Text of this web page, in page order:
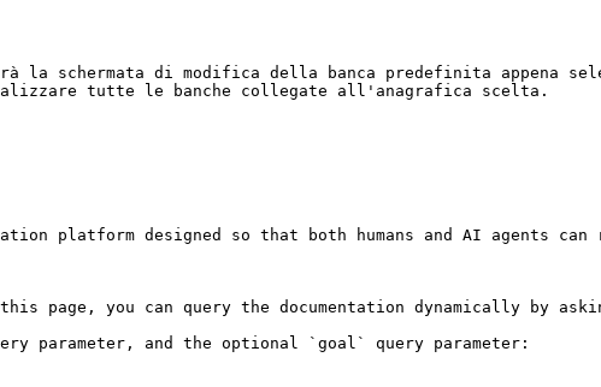
schermata di modifica della banca predefinita appena
tutte le banche collegate all'anagrafica scelta.
platform designed so that both humans and AI agents
you can query the documentation dynamically by
parameter, and the optional `goal` query parameter: